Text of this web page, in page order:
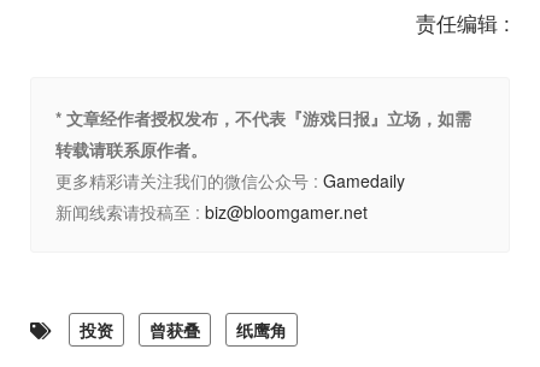
责任编辑 :
* 文章经作者授权发布，不代表『游戏日报』立场，如需
转载请联系原作者。
更多精彩请关注我们的微信公众号 : Gamedaily
新闻线索请投稿至 : biz@bloomgamer.net
投资 曾获叠 纸鹰角